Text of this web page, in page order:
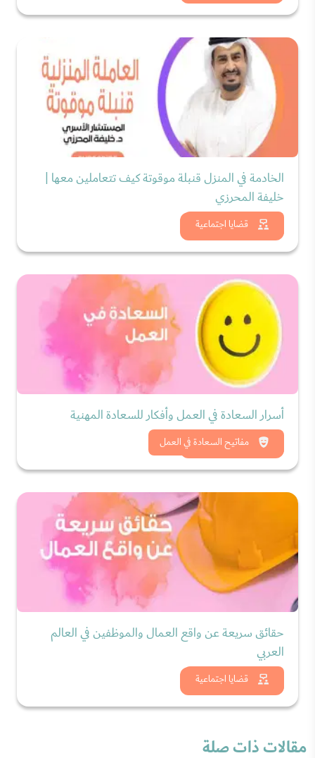
قضايا اجتماعية
الخادمة في المنزل قنبلة موقوتة كيف تتعاملين معها |
خليفة المحرزي
شاهد الان
مفاتيح السعادة في العمل
أسرار السعادة في العمل وأفكار للسعادة المهنية
شاهد الان
قضايا اجتماعية
حقائق سريعة عن واقع العمال والموظفين في العالم
العربي
شاهد الان
مقالات ذات صلة